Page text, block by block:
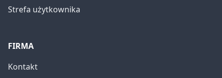
Strefa użytkownika
FIRMA
Kontakt